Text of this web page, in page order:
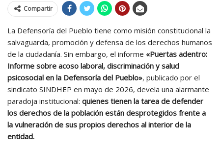
Compartir
La Defensoría del Pueblo tiene como misión constitucional la
salvaguarda, promoción y defensa de los derechos humanos
de la ciudadanía. Sin embargo, el informe «Puertas adentro:
Informe sobre acoso laboral, discriminación y salud
psicosocial en la Defensoría del Pueblo», publicado por el
sindicato SINDHEP en mayo de 2026, devela una alarmante
paradoja institucional: quienes tienen la tarea de defender
los derechos de la población están desprotegidos frente a
la vulneración de sus propios derechos al interior de la
entidad.